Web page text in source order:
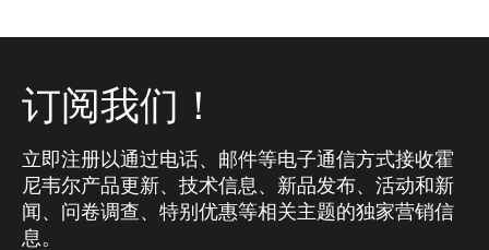
订阅我们！
立即注册以通过电话、邮件等电子通信方式接收霍
尼韦尔产品更新、技术信息、新品发布、活动和新
闻、问卷调查、特别优惠等相关主题的独家营销信
息。